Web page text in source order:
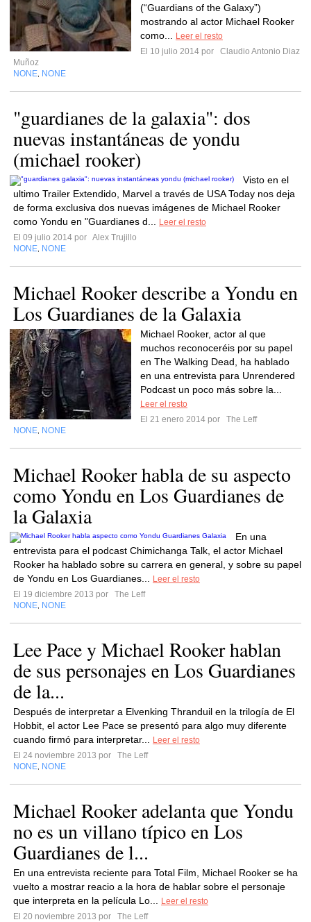
(“Guardians of the Galaxy”)
mostrando al actor Michael Rooker
como...
Leer el resto
El 10 julio 2014 por
Claudio Antonio Diaz
Muñoz
NONE NONE
"guardianes de la galaxia": dos
nuevas instantáneas de yondu
(michael rooker)
Visto en el
ultimo Trailer Extendido, Marvel a través de USA Today nos deja
de forma exclusiva dos nuevas imágenes de Michael Rooker
como Yondu en "Guardianes d...
Leer el resto
El 09 julio 2014 por Alex Trujillo
NONE NONE
Michael Rooker describe a Yondu en
Los Guardianes de la Galaxia
Michael Rooker, actor al que
muchos reconoceréis por su papel
en The Walking Dead, ha hablado
en una entrevista para Unrendered
Podcast un poco más sobre la...
Leer el resto
El 21 enero 2014 por
The Leff
NONE NONE
Michael Rooker habla de su aspecto
como Yondu en Los Guardianes de
la Galaxia
En una
entrevista para el podcast Chimichanga Talk, el actor Michael
Rooker ha hablado sobre su carrera en general, y sobre su papel
de Yondu en Los Guardianes...
Leer el resto
El 19 diciembre 2013 por
The Leff
NONE NONE
Lee Pace y Michael Rooker hablan
de sus personajes en Los Guardianes
de la...
Después de interpretar a Elvenking Thranduil en la trilogía de El
Hobbit, el actor Lee Pace se presentó para algo muy diferente
cuando firmó para interpretar...
Leer el resto
El 24 noviembre 2013 por
The Leff
NONE NONE
Michael Rooker adelanta que Yondu
no es un villano típico en Los
Guardianes de l...
En una entrevista reciente para Total Film, Michael Rooker se ha
vuelto a mostrar reacio a la hora de hablar sobre el personaje
que interpreta en la película Lo...
Leer el resto
El 20 noviembre 2013 por
The Leff